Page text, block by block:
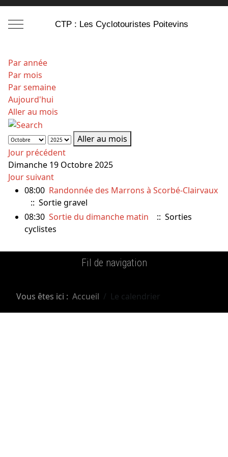
Mobile Menu ToggleCTP : Les Cyclotouristes Poitevins
Par année
Par mois
Par semaine
Aujourd'hui
Aller au mois
Aller au mois
Jour précédent
Dimanche 19 Octobre 2025
Jour suivant
08:00 Randonnée des Marrons à Scorbé-Clairvaux
:: Sortie gravel
08:30Sortie du dimanche matin
:: Sorties
cyclistes
Fil de navigation
Vous êtes ici :Accueil Le calendrier